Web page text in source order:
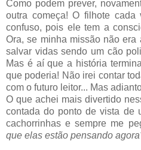
Como podem prever,
outra começa! O filhote
confuso, pois ele tem a
Ora, se minha missão não era
salvar vidas sendo um cão
Mas é aí que a história
que poderia! Não irei contar
com o futuro leitor... Mas
O que achei mais divertido
contada do ponto de vista de
cachorrinhas e sempre me
que elas estão pensando